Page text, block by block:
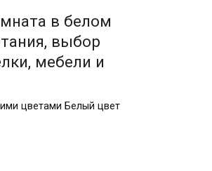
в белом
выбор
мебели и
цветами Белый цвет